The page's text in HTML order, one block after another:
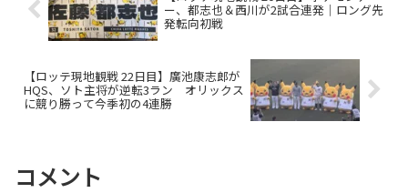
ー、都志也＆西川が2試合連発｜ロング先
発転向初戦
【ロッテ現地観戦 22日目】廣池康志郎が
HQS、ソト主将が逆転3ラン オリックス
に競り勝って今季初の4連勝
コメント